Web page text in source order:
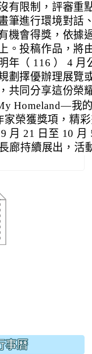
有限制，評審重
筆進行環境對話
機會得獎，依據
。投稿作品，將
年（ 116 ） 4 月
劃擇優辦理展覽
共同分享這份榮
Homeland—我
家榮獲獎項，精
月 21 日至 10
廊持續展出，活
事曆